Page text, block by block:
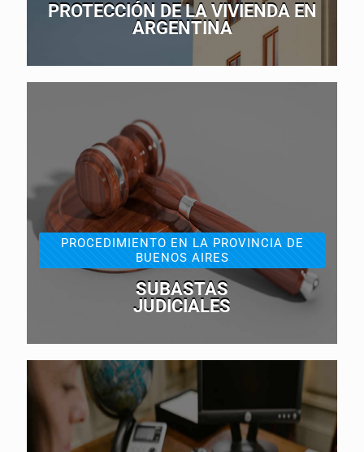
PROTECCIÓN DE LA VIVIENDA EN
ARGENTINA
PROCEDIMIENTO EN LA PROVINCIA DE
BUENOS AIRES
SUBASTAS
JUDICIALES